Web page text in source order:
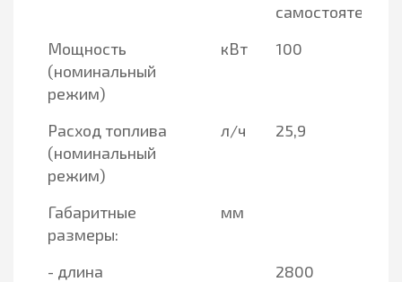
самостоятельно
Мощность
(номинальный
режим)
кВт 100
Расход топлива
(номинальный
режим)
л/ч 25,9
Габаритные
размеры:
мм
- длина
2800